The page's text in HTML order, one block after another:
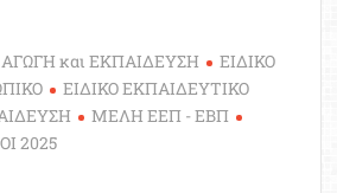
και ΕΚΠΑΙΔΕΥΣΗ
ΕΙΔΙΚΟ
ΕΙΔΙΚΟ ΕΚΠΑΙΔΕΥΤΙΚΟ
ΜΕΛΗ ΕΕΠ - ΕΒΠ
2025